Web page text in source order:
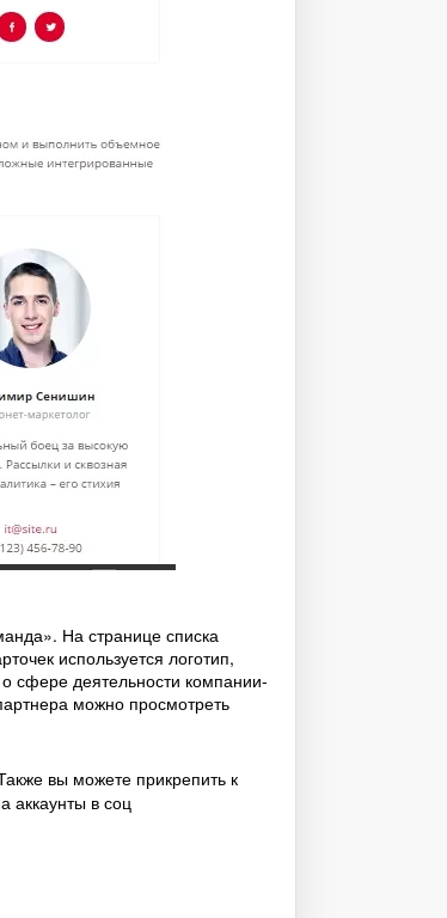
На странице списка
используется логотип,
сфере деятельности компании-
можно просмотреть
вы можете прикрепить к
аккаунты в соц